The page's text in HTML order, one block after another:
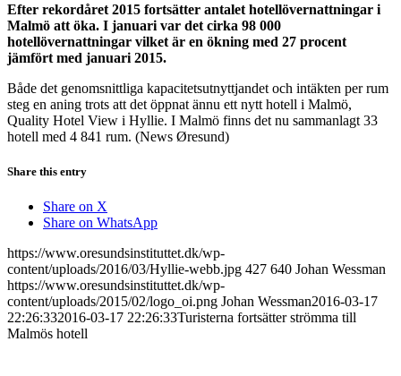
Efter rekordåret 2015 fortsätter antalet hotellövernattningar i
Malmö att öka. I januari var det cirka 98 000
hotellövernattningar vilket är en ökning med 27 procent
jämfört med januari 2015.
Både det genomsnittliga kapacitetsutnyttjandet och intäkten per rum
steg en aning trots att det öppnat ännu ett nytt hotell i Malmö,
Quality Hotel View i Hyllie. I Malmö finns det nu sammanlagt 33
hotell med 4 841 rum. (News Øresund)
Share this entry
Share on X
Share on WhatsApp
https://www.oresundsinstituttet.dk/wp-
content/uploads/2016/03/Hyllie-webb.jpg 427 640 Johan Wessman
https://www.oresundsinstituttet.dk/wp-
content/uploads/2015/02/logo_oi.png Johan Wessman2016-03-17
22:26:332016-03-17 22:26:33Turisterna fortsätter strömma till
Malmös hotell